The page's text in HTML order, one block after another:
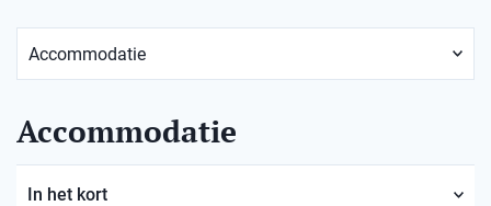
Accommodatie
In het kort